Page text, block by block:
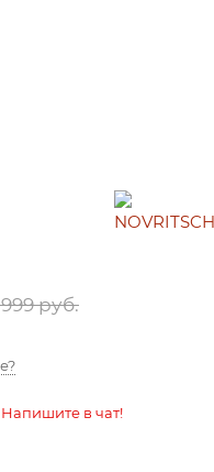
руб.
Напишите в чат!